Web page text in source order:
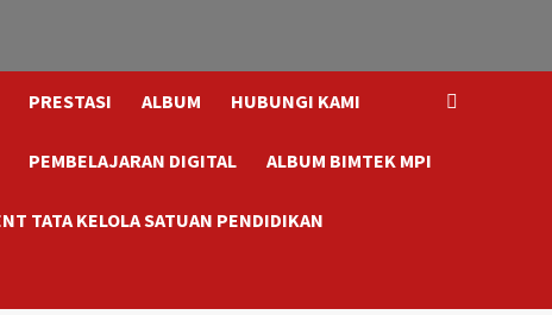
PRESTASI ALBUM HUBUNGI KAMI
PEMBELAJARAN DIGITAL ALBUM BIMTEK MPI
TATA KELOLA SATUAN PENDIDIKAN